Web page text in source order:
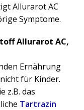
Allurarot AC
Symptome.
Allurarot AC,
Ernährung
für Kinder.
z.B. das
Tartrazin